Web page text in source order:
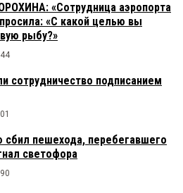
«Сотрудница аэропорта
«С какой целью вы
рыбу?»
сотрудничество подписанием
сбил пешехода, перебегавшего
светофора